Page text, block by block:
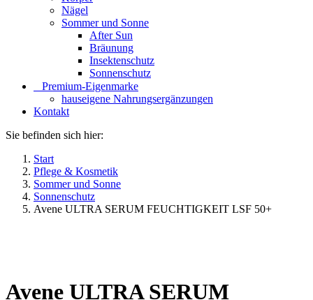
Nägel
Sommer und Sonne
After Sun
Bräunung
Insektenschutz
Sonnenschutz
⠀​Premium-Eigenmarke
hauseigene Nahrungsergänzungen
Kontakt
Sie befinden sich hier:
Start
Pflege & Kosmetik
Sommer und Sonne
Sonnenschutz
Avene ULTRA SERUM FEUCHTIGKEIT LSF 50+
Avene ULTRA SERUM